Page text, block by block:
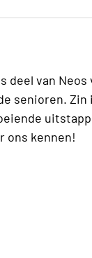
deel van
senioren. Zin
ons kennen!